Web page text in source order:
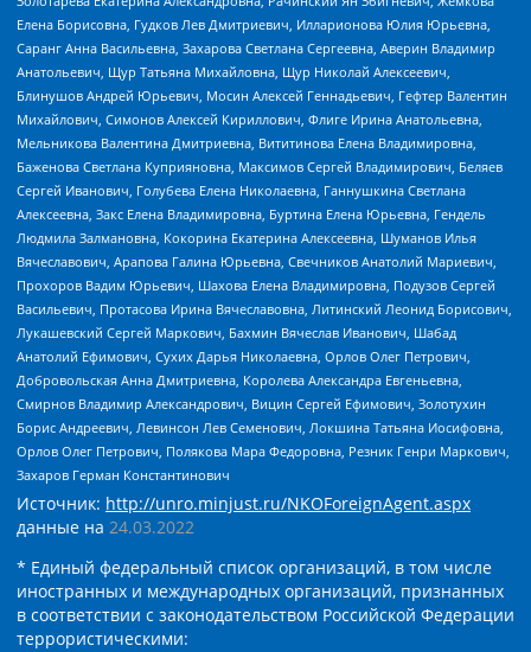
Елена Борисовна, Гудков Лев Дмитриевич, Илларионова Юлия Юрьевна,
Саранг Анна Васильевна, Захарова Светлана Сергеевна, Аверин Владимир
Анатольевич, Щур Татьяна Михайловна, Щур Николай Алексеевич,
Блинушов Андрей Юрьевич, Мосин Алексей Геннадьевич, Гефтер Валентин
Михайлович, Симонов Алексей Кириллович, Флиге Ирина Анатольевна,
Мельникова Валентина Дмитриевна, Вититинова Елена Владимировна,
Баженова Светлана Куприяновна, Максимов Сергей Владимирович, Беляев
Сергей Иванович, Голубева Елена Николаевна, Ганнушкина Светлана
Алексеевна, Закс Елена Владимировна, Буртина Елена Юрьевна, Гендель
Людмила Залмановна, Кокорина Екатерина Алексеевна, Шуманов Илья
Вячеславович, Арапова Галина Юрьевна, Свечников Анатолий Мариевич,
Прохоров Вадим Юрьевич, Шахова Елена Владимировна, Подузов Сергей
Васильевич, Протасова Ирина Вячеславовна, Литинский Леонид Борисович,
Лукашевский Сергей Маркович, Бахмин Вячеслав Иванович, Шабад
Анатолий Ефимович, Сухих Дарья Николаевна, Орлов Олег Петрович,
Добровольская Анна Дмитриевна, Королева Александра Евгеньевна,
Смирнов Владимир Александрович, Вицин Сергей Ефимович, Золотухин
Борис Андреевич, Левинсон Лев Семенович, Локшина Татьяна Иосифовна,
Орлов Олег Петрович, Полякова Мара Федоровна, Резник Генри Маркович,
Захаров Герман Константинович
Источник: http://unro.minjust.ru/NKOForeignAgent.aspx
данные на 24.03.2022
* Единый федеральный список организаций, в том числе
иностранных и международных организаций, признанных
в соответствии с законодательством Российской Федерации
террористическими: